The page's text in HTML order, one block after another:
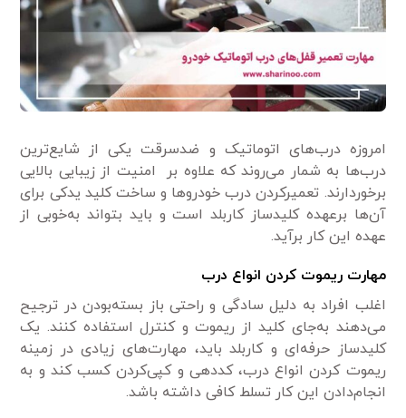
امروزه درب‌های اتوماتیک و ضدسرقت یکی از شایع‌ترین
درب‌ها به شمار می‌روند که علاوه بر امنیت از زیبایی بالایی
برخوردارند. تعمیرکردن درب خودروها و ساخت کلید یدکی برای
آن‌ها برعهده کلیدساز کاربلد است و باید بتواند به‌خوبی از
عهده این کار برآید.
مهارت ریموت کردن انواع درب
اغلب افراد به دلیل سادگی و راحتی باز بسته‌بودن در ترجیح
می‌دهند به‌جای کلید از ریموت و کنترل استفاده کنند. یک
کلیدساز حرفه‌ای و کاربلد باید، مهارت‌های زیادی در زمینه
ریموت کردن انواع درب، کددهی و کپی‌کردن کسب کند و به
انجام‌دادن این کار تسلط کافی داشته باشد.